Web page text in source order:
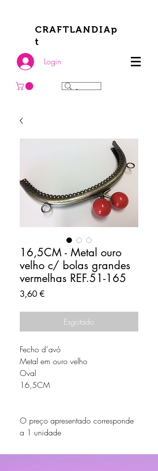
CRAFTLANDIAp
t
Login
16,5CM - Metal ouro
velho c/ bolas grandes
vermelhas REF.51-165
3,60 €Preço
Esgotado
Fecho d´avó
Metal em ouro velho
Oval
16,5CM
O preço apresentado corresponde
a 1 unidade